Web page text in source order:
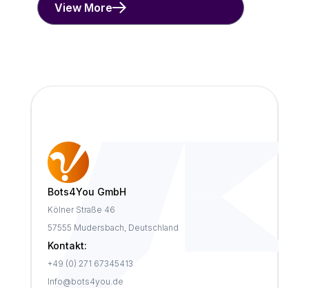
View More
Bots4You GmbH
Kölner Straße 46
57555 Mudersbach, Deutschland
Kontakt:
+49 (0) 271 67345413
Info@bots4you.de